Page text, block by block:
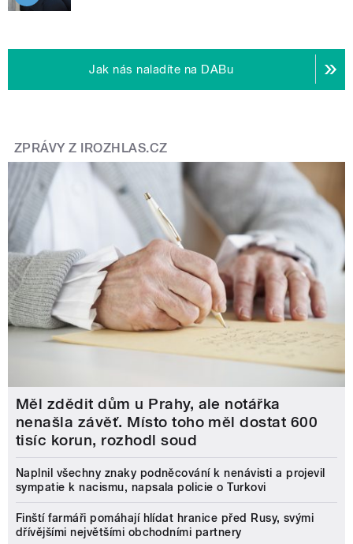
Jak nás naladíte na DABu
ZPRÁVY Z IROZHLAS.CZ
Měl zdědit dům u Prahy, ale notářka
nenašla závěť. Místo toho měl dostat 600
tisíc korun, rozhodl soud
Naplnil všechny znaky podněcování k nenávisti a projevil
sympatie k nacismu, napsala policie o Turkovi
Finští farmáři pomáhají hlídat hranice před Rusy, svými
dřívějšími největšími obchodními partnery